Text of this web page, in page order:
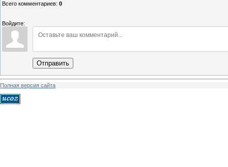
Всего комментариев: 0
Войдите:
Отправить
Полная версия сайта